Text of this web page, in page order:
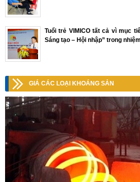
Tuổi trẻ VIMICO tất cả vì mục
Sáng tạo – Hội nhập” trong
GIÁ CÁC LOẠI KHOÁNG SẢN